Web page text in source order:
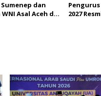
dan
Asal Aceh di
Pengurus
2027